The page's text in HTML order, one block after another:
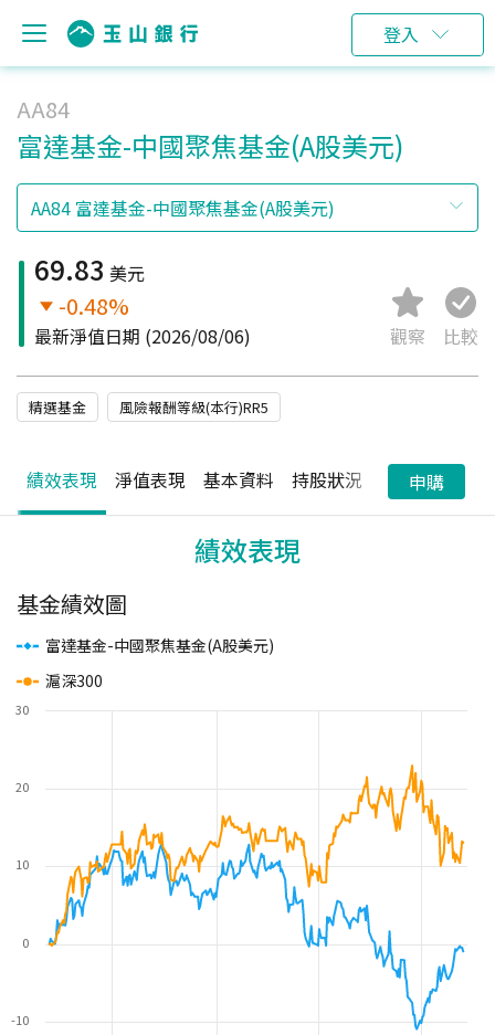
登入
AA84
富達基金-中國聚焦基金(A股美元)
69.83 美元
-0.48%
最新淨值日期 (2026/08/06) 觀察 比較
精選基金 風險報酬等級(本行)RR5
績效表現 淨值表現 基本資料 持股狀況 配息狀況
申購
績效表現
基金績效圖
富達基金-中國聚焦基金(A股美元)
滬深300
-10
0
10
20
30